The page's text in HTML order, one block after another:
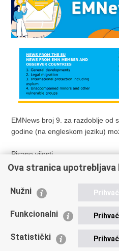
EMNews broj 9. za razdoblje od
godine (na engleskom jeziku)
Pisane vijesti
Prethodna
ispituje digitalnu uključenost
legalnih migracija
Ova stranica upotrebljava
Nužni
Funkcionalni
Statistički